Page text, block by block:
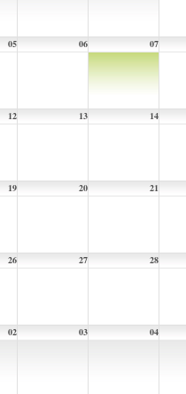
05 06 07
12 13 14
19 20 21
26 27 28
02 03 04